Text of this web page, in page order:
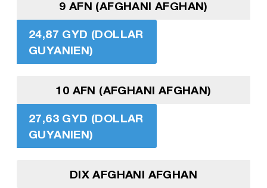
9 AFN (AFGHANI AFGHAN)
24,87 GYD (DOLLAR
GUYANIEN)
10 AFN (AFGHANI AFGHAN)
27,63 GYD (DOLLAR
GUYANIEN)
DIX AFGHANI AFGHAN